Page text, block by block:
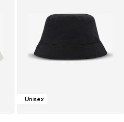
Unisex